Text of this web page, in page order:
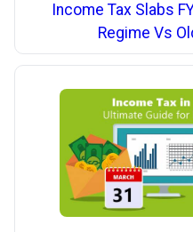
Income Tax Slabs
Regime Vs